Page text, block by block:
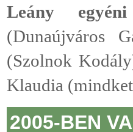
Leány
(Dunaújváros
(Szolnok
Klaudia
2005-BEN